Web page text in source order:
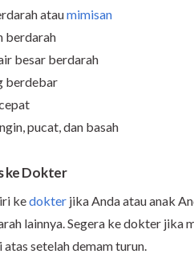
ataumimisan
berdarah
besar berdarah
berdebar
pucat, dan basah
ke Dokter
kedokter jika Anda atau anak
lainnya. Segera ke dokter jika
setelah demam turun.